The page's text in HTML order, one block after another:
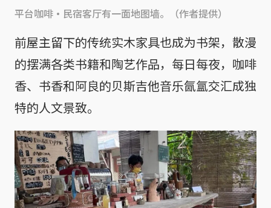
平台咖啡·民宿客厅有一面地图墙。（作者提供）
前屋主留下的传统实木家具也成为书架，散漫
的摆满各类书籍和陶艺作品，每日每夜，咖啡
香、书香和阿良的贝斯吉他音乐氤氲交汇成独
特的人文景致。